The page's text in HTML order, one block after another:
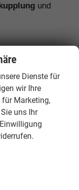
und
den
in-Hybrid
Dienste für
wir Ihre
für Marketing,
uns Ihr